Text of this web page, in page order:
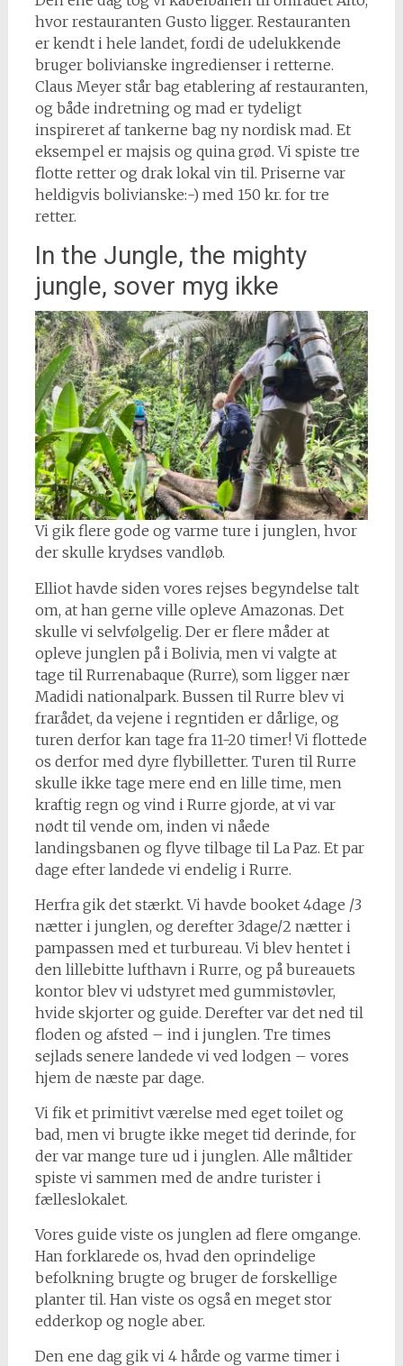
hvor restauranten Gusto ligger. Restauranten
er kendt i hele landet, fordi de udelukkende
bruger bolivianske ingredienser i retterne.
Claus Meyer står bag etablering af restauranten,
og både indretning og mad er tydeligt
inspireret af tankerne bag ny nordisk mad. Et
eksempel er majsis og quina grød. Vi spiste tre
flotte retter og drak lokal vin til. Priserne var
heldigvis bolivianske:-) med 150 kr. for tre
retter.
In the Jungle, the mighty
jungle, sover myg ikke
Vi gik flere gode og varme ture i junglen, hvor
der skulle krydses vandløb.
Elliot havde siden vores rejses begyndelse talt
om, at han gerne ville opleve Amazonas. Det
skulle vi selvfølgelig. Der er flere måder at
opleve junglen på i Bolivia, men vi valgte at
tage til Rurrenabaque (Rurre), som ligger nær
Madidi nationalpark. Bussen til Rurre blev vi
frarådet, da vejene i regntiden er dårlige, og
turen derfor kan tage fra 11-20 timer! Vi flottede
os derfor med dyre flybilletter. Turen til Rurre
skulle ikke tage mere end en lille time, men
kraftig regn og vind i Rurre gjorde, at vi var
nødt til vende om, inden vi nåede
landingsbanen og flyve tilbage til La Paz. Et par
dage efter landede vi endelig i Rurre.
Herfra gik det stærkt. Vi havde booket 4dage /3
nætter i junglen, og derefter 3dage/2 nætter i
pampassen med et turbureau. Vi blev hentet i
den lillebitte lufthavn i Rurre, og på bureauets
kontor blev vi udstyret med gummistøvler,
hvide skjorter og guide. Derefter var det ned til
floden og afsted – ind i junglen. Tre times
sejlads senere landede vi ved lodgen – vores
hjem de næste par dage.
Vi fik et primitivt værelse med eget toilet og
bad, men vi brugte ikke meget tid derinde, for
der var mange ture ud i junglen. Alle måltider
spiste vi sammen med de andre turister i
fælleslokalet.
Vores guide viste os junglen ad flere omgange.
Han forklarede os, hvad den oprindelige
befolkning brugte og bruger de forskellige
planter til. Han viste os også en meget stor
edderkop og nogle aber.
Den ene dag gik vi 4 hårde og varme timer i